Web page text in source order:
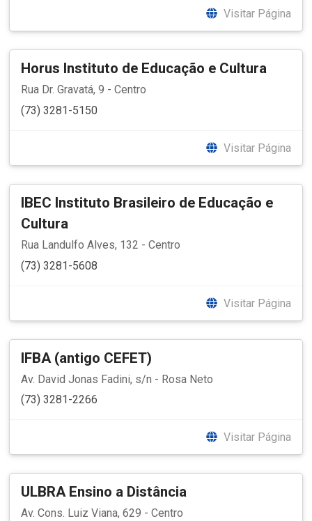
Visitar Página
Horus Instituto de Educação e Cultura
Rua Dr. Gravatá, 9 - Centro
(73) 3281-5150
Visitar Página
IBEC Instituto Brasileiro de Educação e
Cultura
Rua Landulfo Alves, 132 - Centro
(73) 3281-5608
Visitar Página
IFBA (antigo CEFET)
Av. David Jonas Fadini, s/n - Rosa Neto
(73) 3281-2266
Visitar Página
ULBRA Ensino a Distância
Av. Cons. Luiz Viana, 629 - Centro